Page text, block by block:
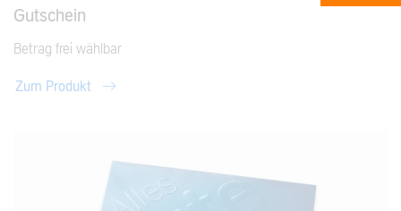
Gutschein
Betrag frei wählbar
Zum Produkt